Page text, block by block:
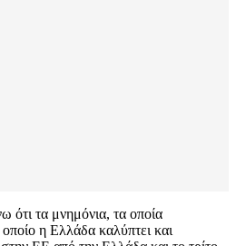
ότι τα μνημόνια, τα οποία
η Ελλάδα καλύπτει και